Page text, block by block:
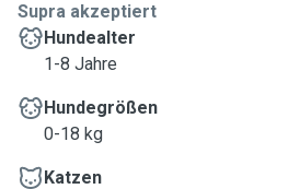
Supra akzeptiert
Hundealter
1-8 Jahre
Hundegrößen
0-18 kg
Katzen